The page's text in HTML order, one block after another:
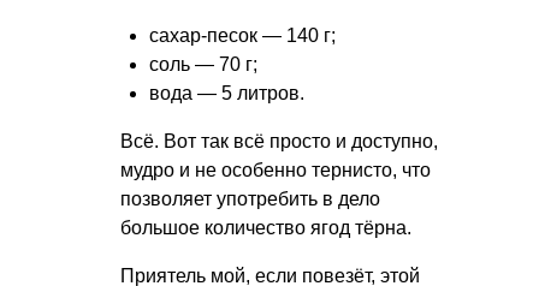
сахар-песок — 140 г;
соль — 70 г;
вода — 5 литров.
Всё. Вот так всё просто и доступно,
мудро и не особенно тернисто, что
позволяет употребить в дело
большое количество ягод тёрна.
Приятель мой, если повезёт, этой